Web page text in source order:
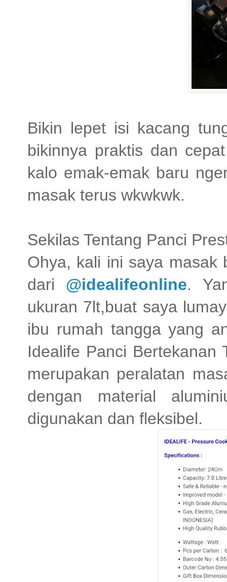
Bikin lepet isi kacang
bikinnya praktis dan
kalo emak-emak baru
masak terus wkwkwk.
Sekilas Tentang Panci
Ohya, kali ini saya masak
dari @idealifeonline.
ukuran 7lt,buat saya
ibu rumah tangga yang
Idealife Panci Bertekanan
merupakan peralatan
dengan material
digunakan dan fleksibel.